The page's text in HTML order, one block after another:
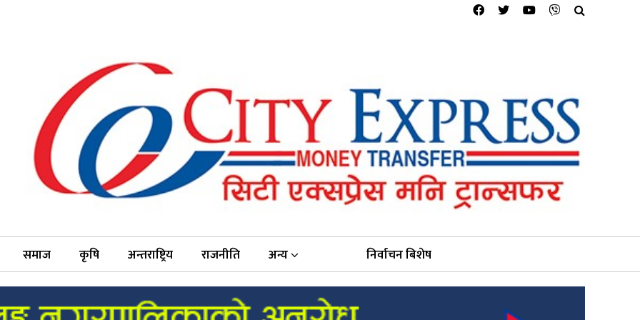
समाज कृषि अन्तराष्ट्रिय राजनीति अन्य निर्वाचन बिशेष